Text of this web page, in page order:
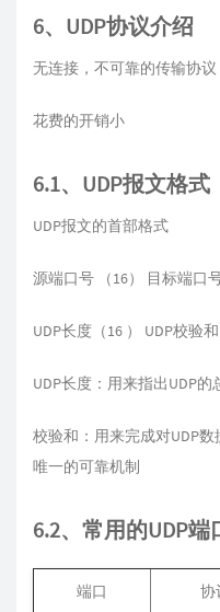
6、UDP协议介绍
无连接，不可靠的传输协议
花费的开销小
6.1、UDP报文格式
UDP报文的首部格式
源端口号 （16） 目标端口号
UDP长度（16 ） UDP校验和
UDP长度：用来指出UDP
校验和：用来完成对UDP
唯一的可靠机制
6.2、常用的UDP
端口 协